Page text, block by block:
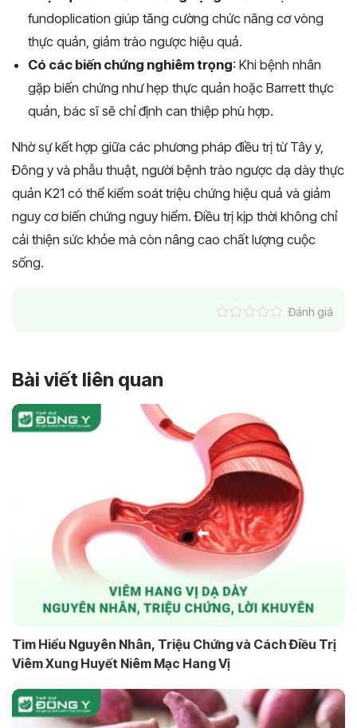
fundoplication giúp tăng cường chức năng cơ vòng
thực quản, giảm trào ngược hiệu quả.
Có các biến chứng nghiêm trọng: Khi bệnh nhân
gặp biến chứng như hẹp thực quản hoặc Barrett thực
quản, bác sĩ sẽ chỉ định can thiệp phù hợp.
Nhờ sự kết hợp giữa các phương pháp điều trị từ Tây y,
Đông y và phẫu thuật, người bệnh trào ngược dạ dày thực
quản K21 có thể kiểm soát triệu chứng hiệu quả và giảm
nguy cơ biến chứng nguy hiểm. Điều trị kịp thời không chỉ
cải thiện sức khỏe mà còn nâng cao chất lượng cuộc
sống.
Đánh giá
Bài viết liên quan
Tìm Hiểu Nguyên Nhân, Triệu Chứng và Cách Điều Trị
Viêm Xung Huyết Niêm Mạc Hang Vị